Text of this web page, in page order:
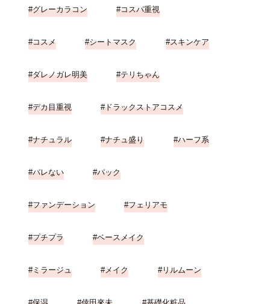
グレーカラコン コスパ重視
コスメ シートマスク スキンケア
ダレノガレ明美 テリちゃん
デカ目重視 ドラックストアコスメ
ナチュラル ナチュ盛り ハーフ系
バレない パック
ファンデーション フェリアモ
プチプラ ベースメイク
ミラージュ メイク リルムーン